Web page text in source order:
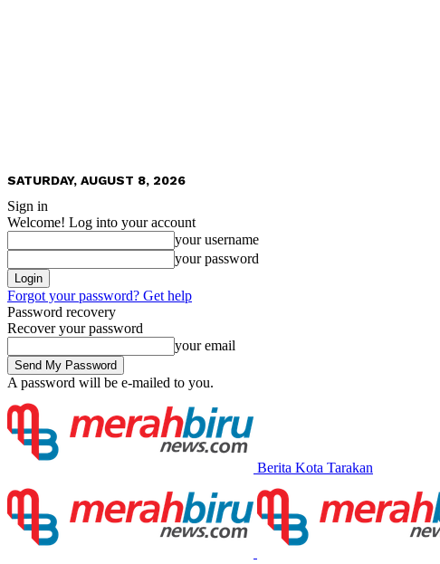
SATURDAY, AUGUST 8, 2026
Sign in
Welcome! Log into your account
your username
your password
Forgot your password? Get help
Password recovery
Recover your password
your email
A password will be e-mailed to you.
Berita Kota Tarakan